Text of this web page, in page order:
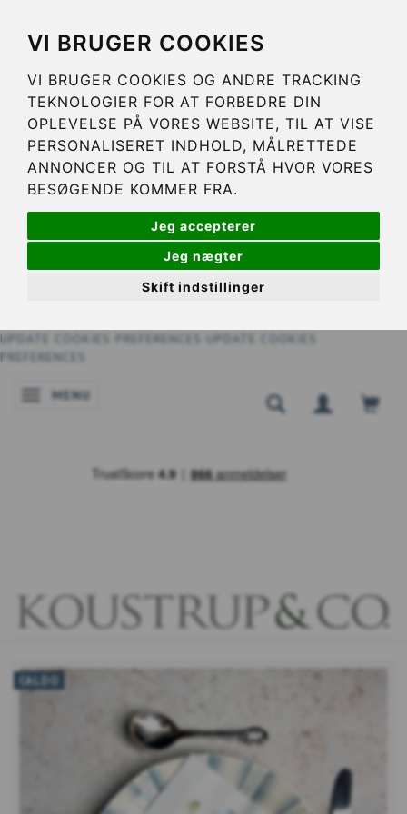
VI BRUGER COOKIES
VI BRUGER COOKIES OG ANDRE TRACKING
TEKNOLOGIER FOR AT FORBEDRE DIN
OPLEVELSE PÅ VORES WEBSITE, TIL AT VISE
PERSONALISERET INDHOLD, MÅLRETTEDE
ANNONCER OG TIL AT FORSTÅ HVOR VORES
BESØGENDE KOMMER FRA.
Jeg accepterer
Jeg nægter
Skift indstillinger
UPDATE COOKIES PREFERENCES
UPDATE COOKIES
PREFERENCES
ATTIVA/DISATTIVA NAVIGAZIONE
MENU
CALDO